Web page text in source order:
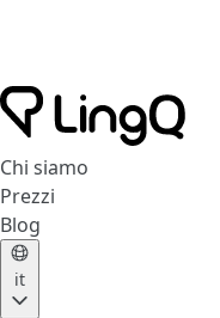
Chi siamo
Prezzi
Blog
it